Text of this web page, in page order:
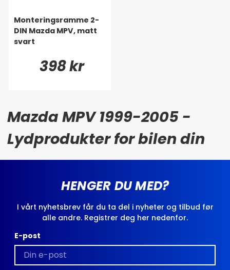
Monteringsramme 2-
DIN Mazda MPV, matt
svart
398 kr
Mazda MPV 1999-2005 -
Lydprodukter for bilen din
HENGER DU MED?
I vårt nyhetsbrev får du ta del i nyheter og tilbud før
alle andre. Registrer deg her nedenfor.
E-post